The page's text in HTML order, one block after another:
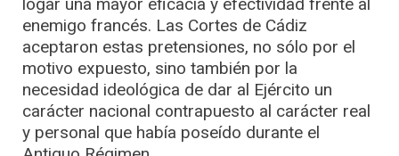
logar una mayor eficacia y efectividad frente al
enemigo francés. Las Cortes de Cádiz
aceptaron estas pretensiones, no sólo por el
motivo expuesto, sino también por la
necesidad ideológica de dar al Ejército un
carácter nacional contrapuesto al carácter real
y personal que había poseído durante el